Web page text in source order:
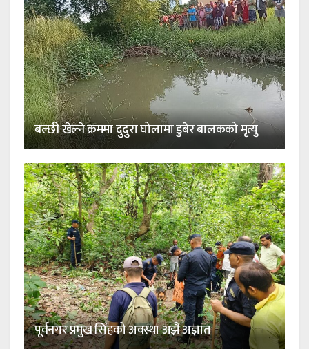
बल्छी खेल्ने क्रममा दुदुरा घोलामा डुबेर बालकको मृत्यु
पूर्वनगर प्रमुख सिंहको अवस्था अझै अज्ञात